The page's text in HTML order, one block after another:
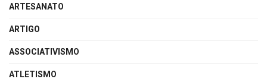
ARTESANATO
ARTIGO
ASSOCIATIVISMO
ATLETISMO